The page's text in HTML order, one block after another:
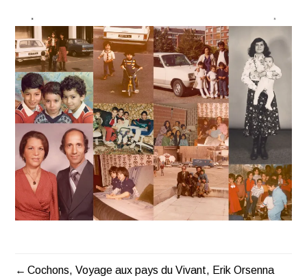
Cochons, Voyage aux pays du Vivant, Erik Orsenna